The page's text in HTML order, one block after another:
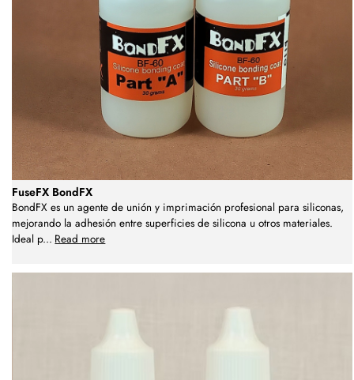
FuseFX BondFX
BondFX es un agente de unión y imprimación profesional para siliconas,
mejorando la adhesión entre superficies de silicona u otros materiales.
Ideal p... Read more